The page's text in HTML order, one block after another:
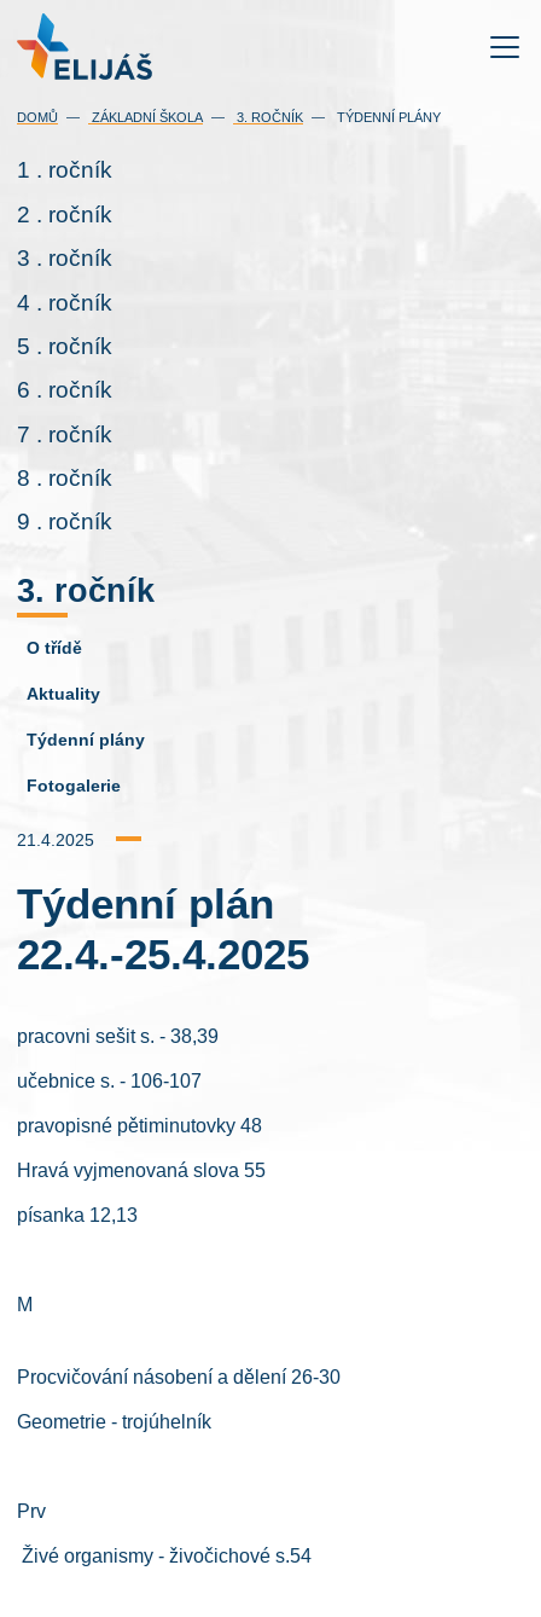
DOMŮ ZÁKLADNÍ ŠKOLA 3. ROČNÍK TÝDENNÍ PLÁNY
1 . ročník
2 . ročník
3 . ročník
4 . ročník
5 . ročník
6 . ročník
7 . ročník
8 . ročník
9 . ročník
3. ročník
O třídě
Aktuality
Týdenní plány
Fotogalerie
21.4.2025
Týdenní plán
22.4.-25.4.2025
pracovni sešit s. - 38,39
učebnice s. - 106-107
pravopisné pětiminutovky 48
Hravá vyjmenovaná slova 55
písanka 12,13
M
Procvičování násobení a dělení 26-30
Geometrie - trojúhelník
Prv
Živé organismy - živočichové s.54